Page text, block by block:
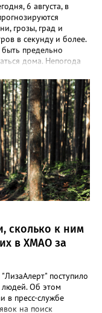
6 августа, в
грозы, град и
в секунду и более.
предельно
дома. Непогода
Ожидаются
заторы,
транспорта. Из-за
низких участков и
В зоне риска —
Кроме того, град
а грозовые
ливне спасатели
и не заходить в
в зданиях выше
покиньте
газ и
через
с аварийкой и
машину и
сколько к ним
в ХМАО за
поступило
Об этом
в пресс-службе
на поиск